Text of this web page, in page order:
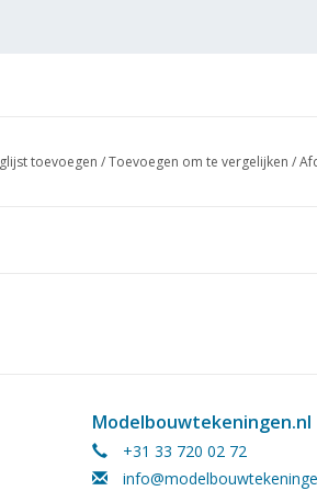
toevoegen /Toevoegen om te vergelijken /
Modelbouwtekeningen.nl
+31 33 720 02 72